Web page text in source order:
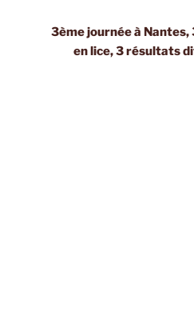
3ème journée à Nantes,
en lice, 3 résultats